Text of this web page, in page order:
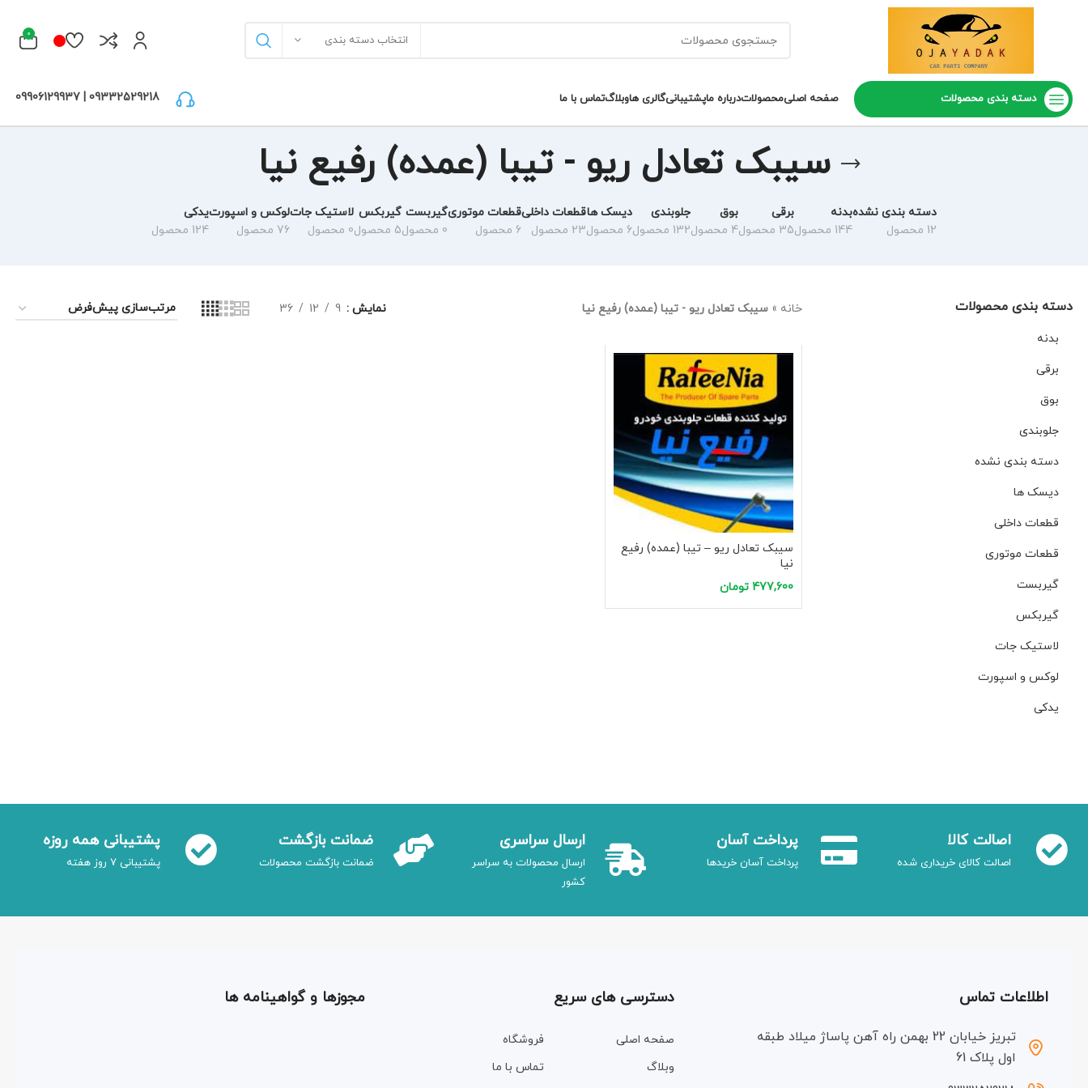
انتخاب دسته بندی 0
دسته بندی محصولات صفحه اصلیمحصولاتدرباره ماپشتیبانیگالری هاوبلاگتماس با ما 09332529218 | 09906129937
سیبک تعادل ریو - تیبا (عمده) رفیع نیا
دسته بندی نشده
12 محصول
بدنه
144 محصول
برقی
35 محصول
بوق
4 محصول
جلوبندی
132 محصول
دیسک ها
6 محصول
قطعات داخلی
23 محصول
قطعات موتوری
6 محصول
گیربست
0 محصول
گیربکس
5 محصول
لاستیک جات
0 محصول
لوکس و اسپورت
76 محصول
یدکی
124 محصول
دسته بندی محصولات
بدنه
برقی
بوق
جلوبندی
دسته بندی نشده
دیسک ها
قطعات داخلی
قطعات موتوری
گیربست
گیربکس
لاستیک جات
لوکس و اسپورت
یدکی
خانه » سیبک تعادل ریو - تیبا (عمده) رفیع نیا نمایش 9
12
36
سیبک تعادل ریو – تیبا (عمده) رفیع
نیا
477,600 تومان
انتخاب گزینه‌ها
اصالت کالا
اصالت کالای خریداری شده
پرداخت آسان
پرداخت آسان خریدها
ارسال سراسری
ارسال محصولات به سراسر
کشور
ضمانت بازگشت
ضمانت بازگشت محصولات
پشتیبانی همه روزه
پشتیبانی 7 روز هفته
اطلاعات تماس
تبریز خیابان 22 بهمن راه آهن پاساژ میلاد طبقه
اول پلاک 61
دسترسی های سریع
صفحه اصلی
فروشگاه
وبلاگ
تماس با ما
مجوزها و گواهینامه ها